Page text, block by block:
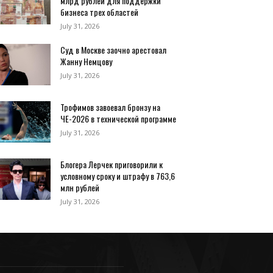
бизнеса трех областей
July 31, 2026
Суд в Москве заочно арестовал
Жанну Немцову
July 31, 2026
Трофимов завоевал бронзу на
ЧЕ-2026 в технической программе
July 31, 2026
Блогера Лерчек приговорили к
условному сроку и штрафу в 763,6
млн рублей
July 31, 2026